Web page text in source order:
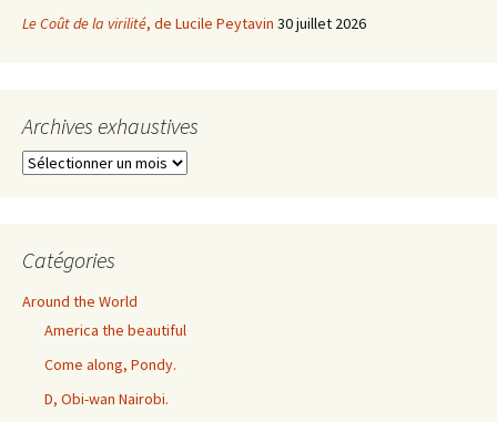
Le Coût de la virilité, de Lucile Peytavin 30 juillet 2026
Archives exhaustives
Archives
Catégories
Around the World
America the beautiful
Come along, Pondy.
D, Obi-wan Nairobi.